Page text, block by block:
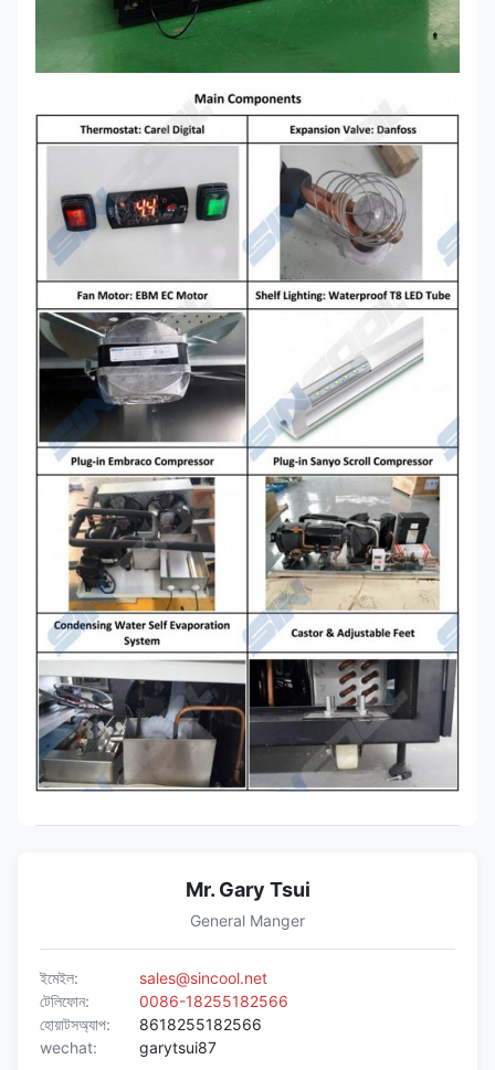
Mr. Gary Tsui
General Manger
ইমেইল:
sales@sincool.net
টেলিফোন:
0086-18255182566
হোয়াটসঅ্যাপ:
8618255182566
wechat:
garytsui87